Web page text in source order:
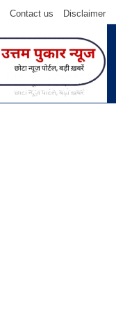
Contact us Disclaimer